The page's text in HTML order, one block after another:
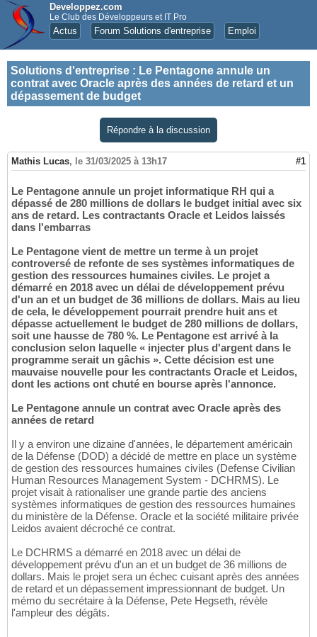
Developpez.com
Le Club des Développeurs et IT Pro
Actus Forum Solutions d'entreprise Emploi
Solutions d'entreprise : Le Pentagone annule un
contrat avec Oracle après des années de retard et un
dépassement de budget
Répondre à la discussion
Mathis Lucas, le 31/03/2025 à 13h17 #1
Le Pentagone annule un projet informatique RH qui a
dépassé de 280 millions de dollars le budget initial avec six
ans de retard. Les contractants Oracle et Leidos laissés
dans l'embarras
Le Pentagone vient de mettre un terme à un projet
controversé de refonte de ses systèmes informatiques de
gestion des ressources humaines civiles. Le projet a
démarré en 2018 avec un délai de développement prévu
d'un an et un budget de 36 millions de dollars. Mais au lieu
de cela, le développement pourrait prendre huit ans et
dépasse actuellement le budget de 280 millions de dollars,
soit une hausse de 780 %. Le Pentagone est arrivé à la
conclusion selon laquelle « injecter plus d'argent dans le
programme serait un gâchis ». Cette décision est une
mauvaise nouvelle pour les contractants Oracle et Leidos,
dont les actions ont chuté en bourse après l'annonce.
Le Pentagone annule un contrat avec Oracle après des
années de retard
Il y a environ une dizaine d'années, le département américain
de la Défense (DOD) a décidé de mettre en place un système
de gestion des ressources humaines civiles (Defense Civilian
Human Resources Management System - DCHRMS). Le
projet visait à rationaliser une grande partie des anciens
systèmes informatiques de gestion des ressources humaines
du ministère de la Défense. Oracle et la société militaire privée
Leidos avaient décroché ce contrat.
Le DCHRMS a démarré en 2018 avec un délai de
développement prévu d'un an et un budget de 36 millions de
dollars. Mais le projet sera un échec cuisant après des années
de retard et un dépassement impressionnant de budget. Un
mémo du secrétaire à la Défense, Pete Hegseth, révèle
l'ampleur des dégâts.